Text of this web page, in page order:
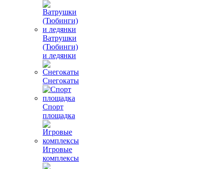
Ватрушки
(Тюбинги)
и ледянки
Снегокаты
Спорт
площадка
Игровые
комплексы